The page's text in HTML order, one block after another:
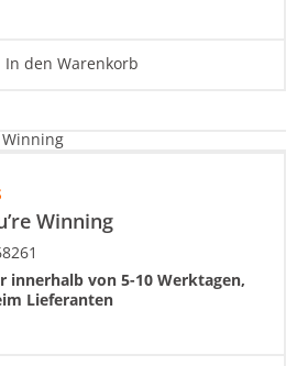
In den Warenkorb
Winning
innerhalb von 5-10 Werktagen,
Lieferanten